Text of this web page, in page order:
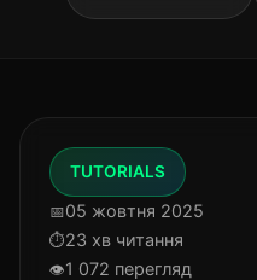
TUTORIALS
05 жовтня 2025
23 хв читання
1 072 перегляд